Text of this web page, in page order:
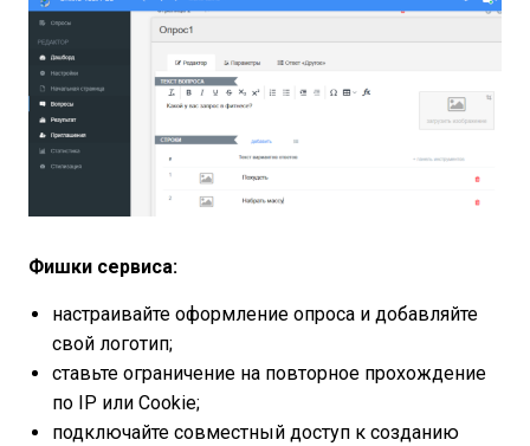
Фишки сервиса:
настраивайте оформление опроса и добавляйте
свой логотип;
ставьте ограничение на повторное прохождение
по IP или Cookie;
подключайте совместный доступ к созданию